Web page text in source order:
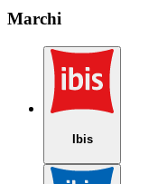
Marchi
Ibis